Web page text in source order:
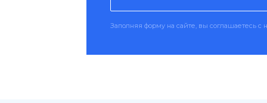
Заполняя форму на сайте, вы соглашаетесь